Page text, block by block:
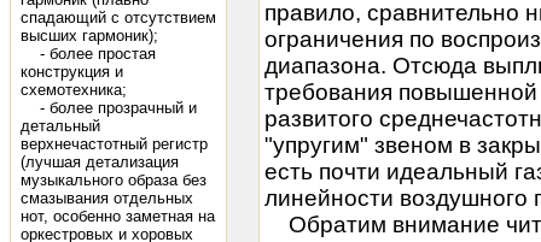
спадающий с отсутствием
высших гармоник);
- более простая
конструкция и
схемотехника;
- более прозрачный и
детальный
верхнечастотный регистр
(лучшая детализация
музыкального образа без
смазывания отдельных
нот, особенно заметная на
оркестровых и хоровых
правило, сравнительно
ограничения по
диапазона. Отсюда
требования
развитого
"упругим" звеном в
есть почти идеальный
линейности воздушного
Обратим внимание